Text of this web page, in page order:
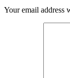
Your email address